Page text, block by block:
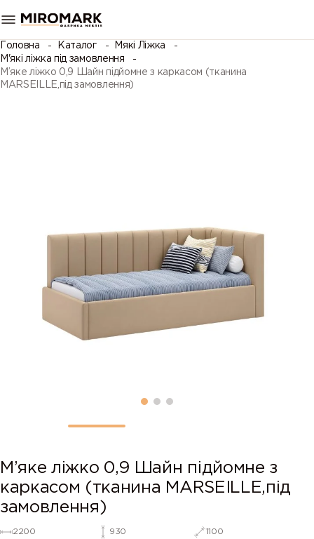
Головна Каталог
Мякі Ліжка
М'які ліжка під замовлення
М’яке ліжко 0,9 Шайн підйомне з каркасом (тканина
MARSEILLE,під замовлення)
М’яке ліжко 0,9 Шайн підйомне з
каркасом (тканина MARSEILLE,під
замовлення)
2200 930 1100